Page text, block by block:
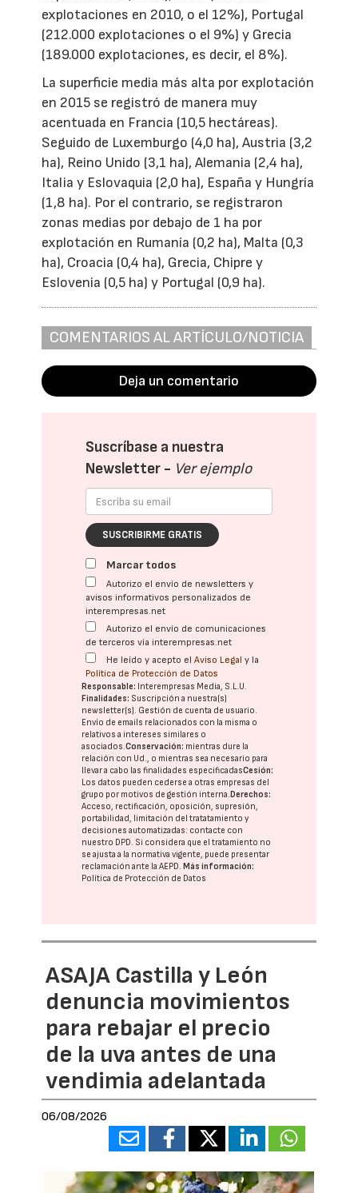
explotaciones en 2010, o el 12%), Portugal
(212.000 explotaciones o el 9%) y Grecia
(189.000 explotaciones, es decir, el 8%).
La superficie media más alta por explotación
en 2015 se registró de manera muy
acentuada en Francia (10,5 hectáreas).
Seguido de Luxemburgo (4,0 ha), Austria (3,2
ha), Reino Unido (3,1 ha), Alemania (2,4 ha),
Italia y Eslovaquia (2,0 ha), España y Hungría
(1,8 ha). Por el contrario, se registraron
zonas medias por debajo de 1 ha por
explotación en Rumanía (0,2 ha), Malta (0,3
ha), Croacia (0,4 ha), Grecia, Chipre y
Eslovenia (0,5 ha) y Portugal (0,9 ha).
COMENTARIOS AL ARTÍCULO/NOTICIA
Deja un comentario
Suscríbase a nuestra
Newsletter - Ver ejemplo
SUSCRIBIRME GRATIS
Marcar todos
Autorizo el envío de newsletters y
avisos informativos personalizados de
interempresas.net
Autorizo el envío de comunicaciones
de terceros vía interempresas.net
He leído y acepto elAviso Legal y la
Política de Protección de Datos
Responsable: Interempresas Media, S.L.U.
Finalidades: Suscripción a nuestra(s)
newsletter(s). Gestión de cuenta de usuario.
Envío de emails relacionados con la misma o
relativos a intereses similares o
asociados.Conservación: mientras dure la
relación con Ud., o mientras sea necesario para
llevar a cabo las finalidades especificadasCesión:
Los datos pueden cederse a otras empresas del
grupo por motivos de gestión interna. Derechos:
Acceso, rectificación, oposición, supresión,
portabilidad, limitación del tratatamiento y
decisiones automatizadas: contacte con
nuestro DPD. Si considera que el tratamiento no
se ajusta a la normativa vigente, puede presentar
reclamación ante laAEPD. Más información:
Política de Protección de Datos
ASAJA Castilla y León
denuncia movimientos
para rebajar el precio
de la uva antes de una
vendimia adelantada
06/08/2026